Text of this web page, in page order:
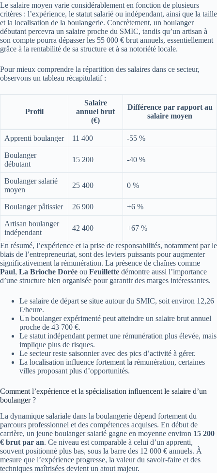
Le salaire moyen varie considérablement en fonction de plusieurs
critères : l’expérience, le statut salarié ou indépendant, ainsi que la taille
et la localisation de la boulangerie. Concrètement, un boulanger
débutant percevra un salaire proche du SMIC, tandis qu’un artisan à
son compte pourra dépasser les 55 000 € brut annuels, essentiellement
grâce à la rentabilité de sa structure et à sa notoriété locale.
Pour mieux comprendre la répartition des salaires dans ce secteur,
observons un tableau récapitulatif :
Profil
Salaire
annuel brut
(€)
Différence par rapport au
salaire moyen
Apprenti boulanger 11 400 -55 %
Boulanger
débutant
15 200 -40 %
Boulanger salarié
moyen
25 400 0 %
Boulanger pâtissier 26 900 +6 %
Artisan boulanger
indépendant
42 400 +67 %
En résumé, l’expérience et la prise de responsabilités, notamment par le
biais de l’entrepreneuriat, sont des leviers puissants pour augmenter
significativement la rémunération. La présence de chaînes comme
Paul, La Brioche Dorée ou Feuillette démontre aussi l’importance
d’une structure bien organisée pour garantir des marges intéressantes.
Le salaire de départ se situe autour du SMIC, soit environ 12,26
€/heure.
Un boulanger expérimenté peut atteindre un salaire brut annuel
proche de 43 700 €.
Le statut indépendant permet une rémunération plus élevée, mais
implique plus de risques.
Le secteur reste saisonnier avec des pics d’activité à gérer.
La localisation influence fortement la rémunération, certaines
villes proposant plus d’opportunités.
Comment l’expérience et la spécialisation influencent le salaire d’un
boulanger ?
La dynamique salariale dans la boulangerie dépend fortement du
parcours professionnel et des compétences acquises. En début de
carrière, un jeune boulanger salarié gagne en moyenne environ 15 200
€ brut par an. Ce niveau est comparable à celui d’un apprenti,
souvent positionné plus bas, sous la barre des 12 000 € annuels. À
mesure que l’expérience progresse, la valeur du savoir-faire et des
techniques maîtrisées devient un atout majeur.